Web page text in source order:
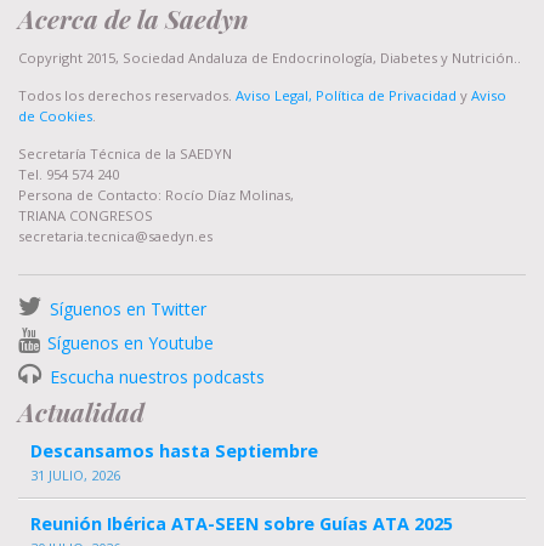
Acerca de la Saedyn
Copyright 2015, Sociedad Andaluza de Endocrinología, Diabetes y Nutrición..
Todos los derechos reservados. Aviso Legal, Política de Privacidad y Aviso
de Cookies
Secretaría Técnica de la SAEDYN
Tel. 954 574 240
Persona de Contacto: Rocío Díaz Molinas,
TRIANA CONGRESOS
secretaria.tecnica@saedyn.es
Síguenos en Twitter
Síguenos en Youtube
Escucha nuestros podcasts
Actualidad
Descansamos hasta Septiembre
31 JULIO, 2026
Reunión Ibérica ATA-SEEN sobre Guías ATA 2025